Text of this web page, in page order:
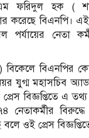
ফরিদুল হক (
করেছে বিএনপি।
নেতা
বিএনপির
যুগ্ম মহাসচিব
প্রেস বিজ্ঞপ্তিতে এ
নেতাকর্মীর বিরুদ্ধে
বলে ওই প্রেস